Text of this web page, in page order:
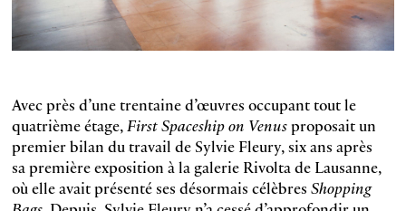
Avec près d’une trentaine d’œuvres occupant tout le
quatrième étage,First Spaceship on Venusproposait un
premier bilan du travail de Sylvie Fleury, six ans après
sa première exposition à la galerie Rivolta de Lausanne,
où elle avait présenté ses désormais célèbres Shopping